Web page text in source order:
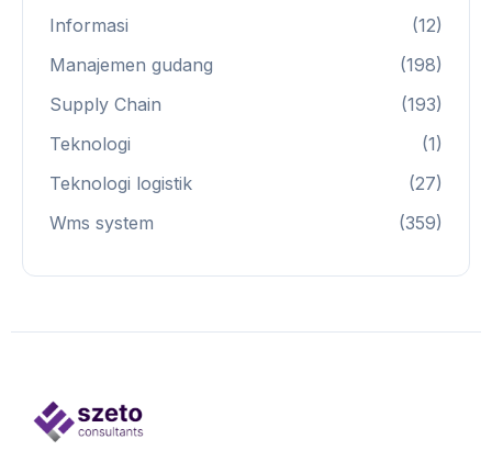
Informasi
(12)
Manajemen gudang
(198)
Supply Chain
(193)
Teknologi
(1)
Teknologi logistik
(27)
Wms system
(359)